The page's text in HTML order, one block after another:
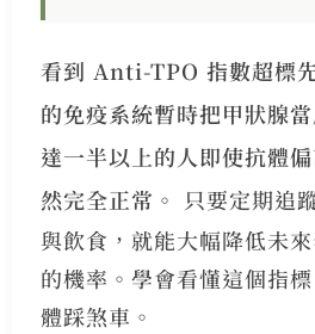
看到 Anti-TPO 指數超標
的免疫系統暫時把甲狀腺
達一半以上的人即使抗體
然完全正常。
只要定期追
與飲食，就能大幅降低未
的機率。學會看懂這個指
體踩煞車。